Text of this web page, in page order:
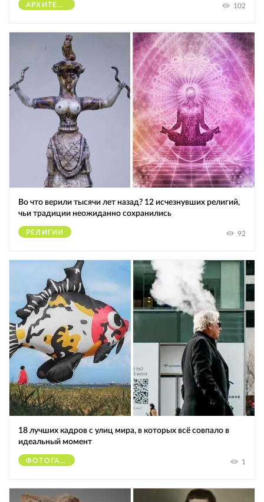
АРХИТЕКТУРА 102
Во что верили тысячи лет назад? 12 исчезнувших религий,
чьи традиции неожиданно сохранились
РЕЛИГИИ 92
18 лучших кадров с улиц мира, в которых всё совпало в
идеальный момент
ФОТОГАФЫ 1